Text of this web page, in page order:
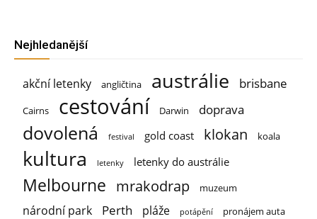
Nejhledanější
akční letenky angličtina austrálie brisbane
Cairns cestování Darwin doprava
dovolená festival gold coast klokan koala
kultura letenky letenky do austrálie
Melbourne mrakodrap muzeum
národní park Perth pláže potápění pronájem auta